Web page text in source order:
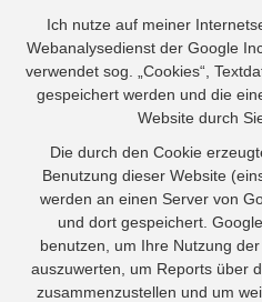
Ich nutze auf meiner
Webanalysedienst der Google
verwendet sog. „Cookies“,
gespeichert werden und die
Website durch
Die durch den Cookie
Benutzung dieser Website
werden an einen Server von
und dort gespeichert.
benutzen, um Ihre Nutzung
auszuwerten, um Reports über
zusammenzustellen und um